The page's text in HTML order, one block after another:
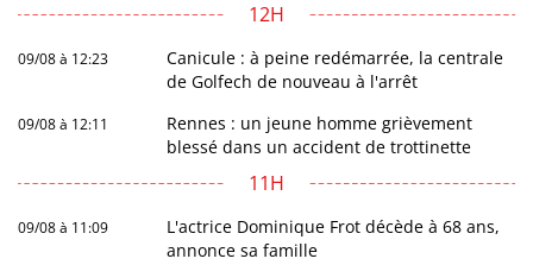
12H
09/08 à 12:23
Canicule : à peine redémarrée, la centrale
de Golfech de nouveau à l'arrêt
09/08 à 12:11
Rennes : un jeune homme grièvement
blessé dans un accident de trottinette
11H
09/08 à 11:09
L'actrice Dominique Frot décède à 68 ans,
annonce sa famille